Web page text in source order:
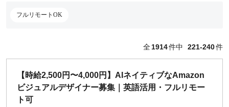
フルリモートOK
特徴
全1914件中 221-240件
【時給2,500円〜4,000円】AIネイティブなAmazon
ビジュアルデザイナー募集｜英語活用・フルリモー
ト可